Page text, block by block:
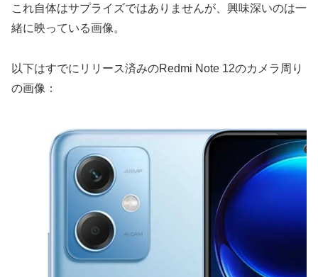
これ自体はサプライズではありませんが、興味深いのは一
緒に映っている画像。
以下はすでにリリース済みのRedmi Note 12のカメラ周り
の画像：